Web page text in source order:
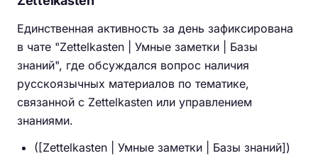
Единственная активность за день зафиксирована
в чате "Zettelkasten | Умные заметки | Базы
знаний", где обсуждался вопрос наличия
русскоязычных материалов по тематике,
связанной с Zettelkasten или управлением
знаниями.
([Zettelkasten | Умные заметки | Базы знаний])